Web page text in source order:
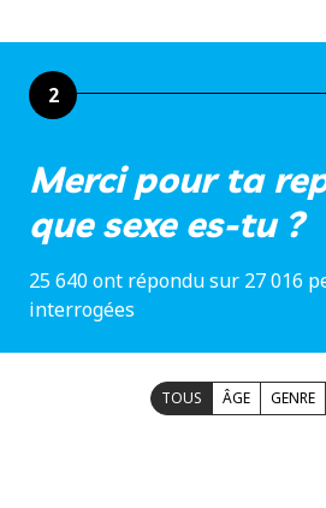
2
Merci pour ta
que sexe es-tu ?
25 640 ont répondu sur 27 016
interrogées
TOUS ÂGE GENRE